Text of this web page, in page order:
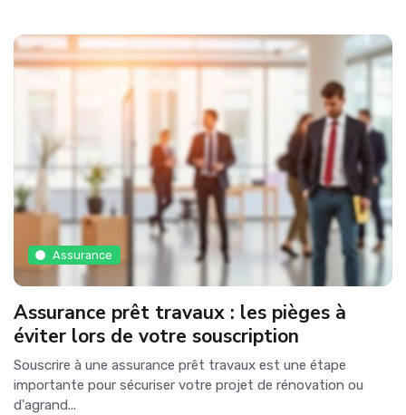
Assurance
Assurance prêt travaux : les pièges à
éviter lors de votre souscription
Souscrire à une assurance prêt travaux est une étape
importante pour sécuriser votre projet de rénovation ou
d'agrand...